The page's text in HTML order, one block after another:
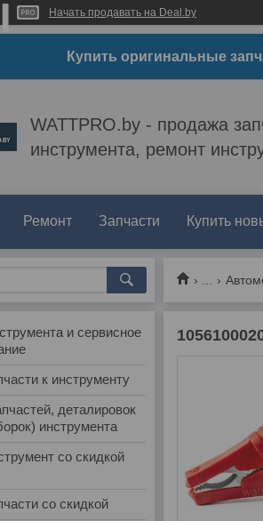
Начать продавать на Deal.by
Купить оригинальные
WATTPRO.by - продажа
инструмента, ремонт
Ремонт Запчасти Купить
и сервисное
к инструменту
деталировок
инструмента
со скидкой
со скидкой